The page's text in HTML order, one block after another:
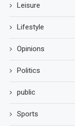
Leisure
Lifestyle
Opinions
Politics
public
Sports